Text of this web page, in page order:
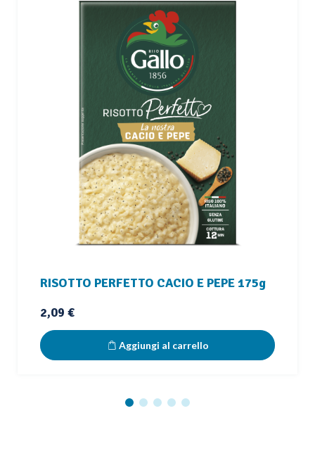
RISOTTO PERFETTO CACIO E PEPE 175g
Prezzo
2,09 €
Aggiungi al carrello